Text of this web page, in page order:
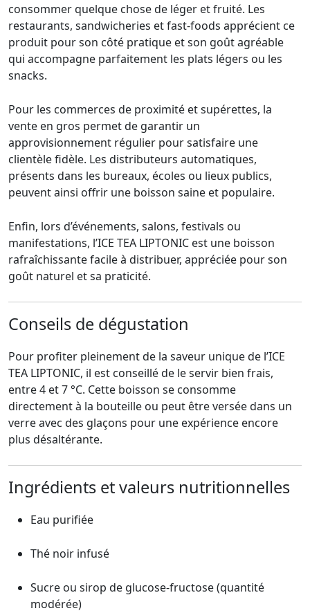
consommer quelque chose de léger et fruité. Les
restaurants, sandwicheries et fast-foods apprécient ce
produit pour son côté pratique et son goût agréable
qui accompagne parfaitement les plats légers ou les
snacks.
Pour les commerces de proximité et supérettes, la
vente en gros permet de garantir un
approvisionnement régulier pour satisfaire une
clientèle fidèle. Les distributeurs automatiques,
présents dans les bureaux, écoles ou lieux publics,
peuvent ainsi offrir une boisson saine et populaire.
Enfin, lors d’événements, salons, festivals ou
manifestations, l’ICE TEA LIPTONIC est une boisson
rafraîchissante facile à distribuer, appréciée pour son
goût naturel et sa praticité.
Conseils de dégustation
Pour profiter pleinement de la saveur unique de l’ICE
TEA LIPTONIC, il est conseillé de le servir bien frais,
entre 4 et 7 °C. Cette boisson se consomme
directement à la bouteille ou peut être versée dans un
verre avec des glaçons pour une expérience encore
plus désaltérante.
Ingrédients et valeurs nutritionnelles
Eau purifiée
Thé noir infusé
Sucre ou sirop de glucose-fructose (quantité
modérée)